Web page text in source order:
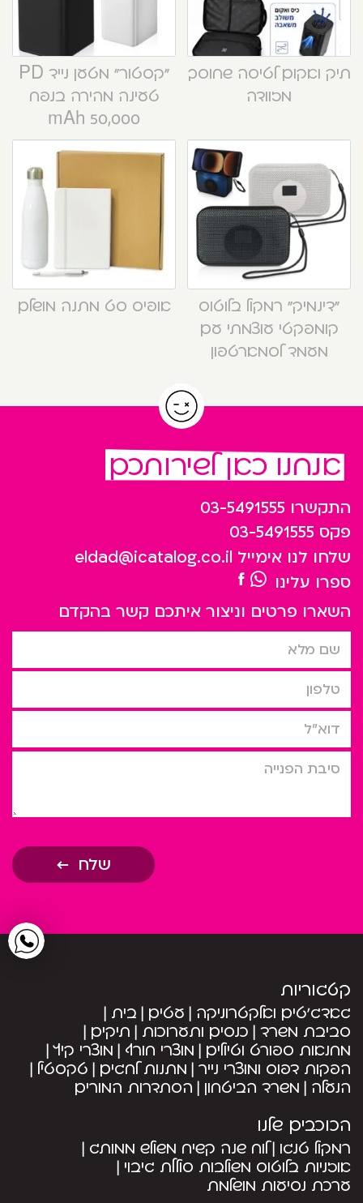
תיק ואקום לטיסה שחוסך
מזוודה
“קסטור” מטען נייד PD
טעינה מהירה בנפח
50,000 mAh
“דינמיק” רמקול בלוטוס
קומפקטי עוצמתי עם
מעמד לסמארטפון
אופיס סט מתנה מושלם
אנחנו כאן לשירותכם
התקשרו 03-5491555
פקס 03-5491555
שלחו לנו אימייל eldad@icatalog.co.il
ספרו עלינו
השארו פרטים וניצור איתכם קשר בהקדם
שם מלא
טלפון
דוא”ל
סיבת הפניה
שלח
קטגוריות
גאדג’טים ואלקטרוניקה עטים בית
סביבת משרד כנסים ותערוכות תיקים
מחנאות ספורט וטיולים מוצרי חורף מוצרי קיץ
הפקות דפוס ומוצרי נייר מתנות לחגים טקסטיל
הנעלה משרד הביטחון הסתדרות המורים
הכוכבים שלנו
רמקול טנגו לוח שנה קשיח משולש ממותג
אוזניות בלוטוס משולבות סוללת גיבוי
ערכת נסיעות מושלמת